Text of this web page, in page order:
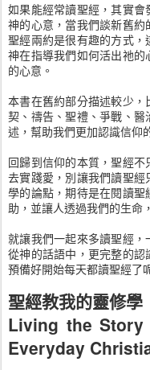
如果能經常讀聖經，其實
神的心意，當我們談新舊約
聖經兩約是很有趣的方式
神在指導我們如何活出祂
的心意。
本書在舊約部分描述較少
契、禱告、聖禮、爭戰、
述，幫助我們更加認識信仰
回歸到信仰的本質，聖經
去實踐愛，別讓我們讀聖
學的論點，期待是在閱讀
助，並讓人透過我們的生命
就讓我們一起來多讀聖經，
從神的話語中，更完整的
預備好開始每天都讀聖經了
聖經教我的靈修學
Living the
Everyday